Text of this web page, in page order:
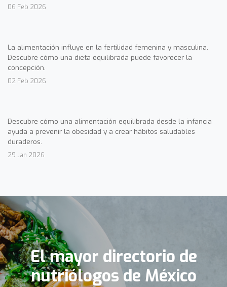
06 Feb 2026
La alimentación influye en la fertilidad femenina y masculina.
Descubre cómo una dieta equilibrada puede favorecer la
concepción.
02 Feb 2026
Descubre cómo una alimentación equilibrada desde la infancia
ayuda a prevenir la obesidad y a crear hábitos saludables
duraderos.
29 Jan 2026
El mayor directorio de
nutriólogos de México